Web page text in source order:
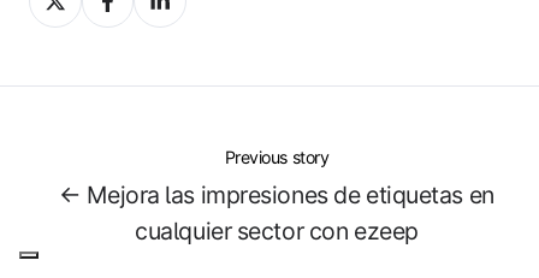
on
on
on
Previous story
← Mejora las impresiones de etiquetas en
cualquier sector con ezeep